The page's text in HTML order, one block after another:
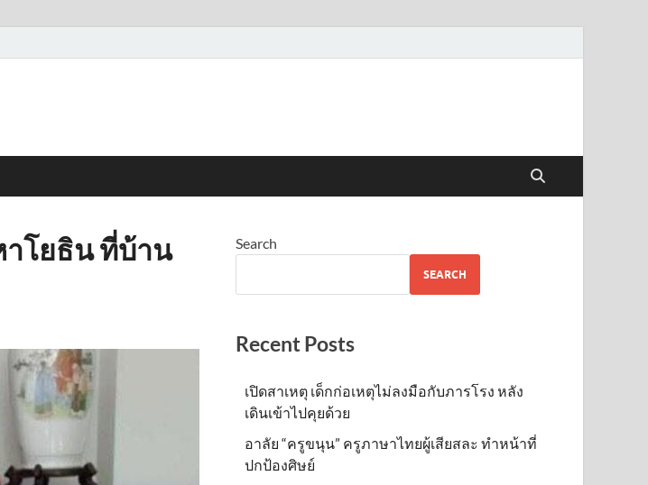
โยธิน ที่บ้าน
Search
SEARCH
Recent Posts
เปิดสาเหตุ เด็กก่อเหตุไม่ลงมือกับภารโรง หลัง
เดินเข้าไปคุยด้วย
อาลัย “ครูขนุน” ครูภาษาไทยผู้เสียสละ ทำหน้าที่
ปกป้องศิษย์